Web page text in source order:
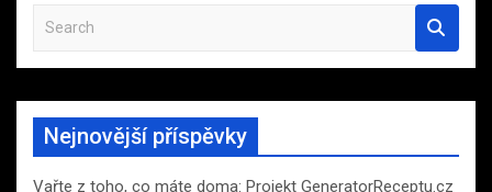
a
r
h
Nejnovější příspěvky
Vařte z toho, co máte doma: Projekt GeneratorReceptu.cz